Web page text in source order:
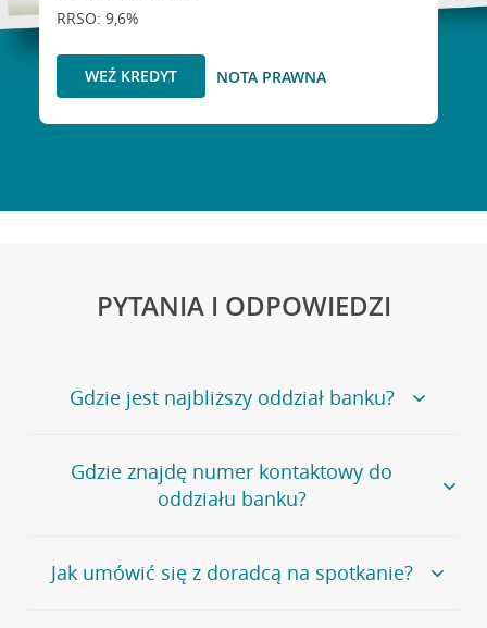
RRSO: 9,6%
WEŹ KREDYT NOTA PRAWNA
PYTANIA I ODPOWIEDZI
Gdzie jest najbliższy oddział banku?
Jeśli szukasz oddziału naszego banku, zapraszamy na
stronęPlacówki i bankomaty, na której znajduje się
wygodna wyszukiwarka.
oddziałów
Gdzie znajdę numer kontaktowy do
oddziału banku?
Bank Credit Agricole nie udostępnia ogólnego numeru
telefonu do placówki bankowej.
Jak umówić się z doradcą na spotkanie?